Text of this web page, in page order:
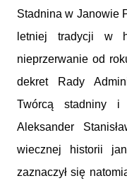
Stadnina w Janowie
letniej tradycji w
nieprzerwanie od
dekret Rady
Twórcą stadniny i
Aleksander
wiecznej historii
zaznaczył się